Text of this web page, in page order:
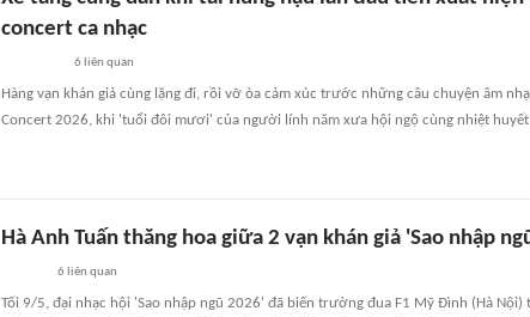
concert ca nhạc
6 liên quan
Hàng vạn khán giả cùng lặng đi, rồi vỡ òa cảm xúc trước những câu chuyện âm
Concert 2026, khi 'tuổi đôi mươi' của người lính năm xưa hội ngộ cùng nhiệt
Hà Anh Tuấn thăng hoa giữa 2 vạn khán giả 'Sao nhập
6 liên quan
Tối 9/5, đại nhạc hội 'Sao nhập ngũ 2026' đã biến trường đua F1 Mỹ Đình (Hà Nội)